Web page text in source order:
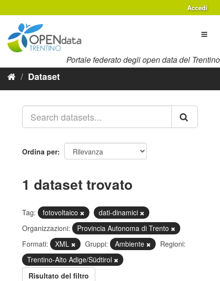
al
contenuto
Accedi
Portale federato degli open data del Trentino
Dataset
Ordina per
1 dataset trovato
Tag: fotovoltaico
dati-dinamici
Organizzazioni:
Provincia Autonoma di Trento
Formati:
XML Gruppi: Ambiente
Regioni:
Trentino-Alto Adige/Südtirol
Risultato del filtro